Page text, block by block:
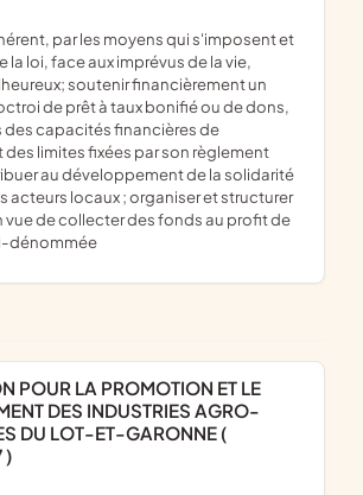
la loi, face aux imprévus de la vie,
soutenir financièrement un
de prêt à taux bonifié ou de dons,
des capacités financières de
limites fixées par son règlement
au développement de la solidarité
acteurs locaux ; organiser et structurer
de collecter des fonds au profit de
dénommée
DES INDUSTRIES AGRO-
DU LOT-ET-GARONNE (
)